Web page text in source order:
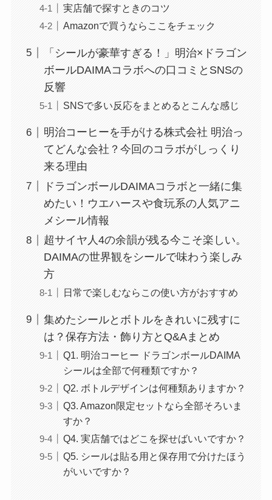
実店舗で探すときのコツ
Amazonで買うならここをチェック
「シールが豪華すぎる！」明治×ドラゴン
ボールDAIMAコラボへの口コミとSNSの
反響
SNSで多い反応をまとめるとこんな感じ
明治コーヒーを手がける株式会社 明治っ
てどんな会社？今回のコラボがしっくり
来る理由
ドラゴンボールDAIMAコラボと一緒に集
めたい！ウエハースや食玩系の人気アニ
メシール情報
超サイヤ人4の余韻が残る今こそ楽しい。
DAIMAの世界観をシールで味わう楽しみ
方
日常で楽しむならこの使い方がおすすめ
集めたシールとボトルをきれいに残すに
は？保存方法・飾り方とQ&Aまとめ
Q1. 明治コーヒー ドラゴンボールDAIMA
シールは全部で何種類ですか？
Q2. ボトルデザインは何種類ありますか？
Q3. Amazon限定セットなら全部そろいま
すか？
Q4. 実店舗ではどこを探せばいいですか？
Q5. シールは貼る用と保存用で分けたほう
がいいですか？